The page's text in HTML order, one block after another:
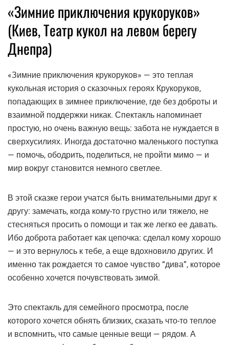
«Зимние приключения крукоруков»
(Киев, Театр кукол на левом берегу
Днепра)
«Зимние приключения крукоруков» — это теплая
кукольная история о сказочных героях Крукоруков,
попадающих в зимнее приключение, где без доброты и
взаимной поддержки никак. Спектакль напоминает
простую, но очень важную вещь: забота не нуждается в
сверхусилиях. Иногда достаточно маленького поступка
— помочь, ободрить, поделиться, не пройти мимо — и
мир вокруг становится немного светлее.
В этой сказке герои учатся быть внимательными друг к
другу: замечать, когда кому-то грустно или тяжело, не
стесняться просить о помощи и так же легко ее давать.
Ибо доброта работает как цепочка: сделал кому хорошо
— и это вернулось к тебе, а еще вдохновило других. И
именно так рождается то самое чувство “дива”, которое
особенно хочется почувствовать зимой.
Это спектакль для семейного просмотра, после
которого хочется обнять близких, сказать что-то теплое
и вспомнить, что самые ценные вещи — рядом. А